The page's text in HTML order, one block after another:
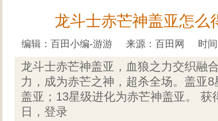
龙斗士赤芒神盖亚怎么
编辑：百田小编-游游 来源： 百田网 时
龙斗士赤芒神盖亚，血狼之力交织融
力，成为赤芒之神，超杀全场。盖亚
盖亚；13星级进化为赤芒神盖亚。 获
日，登录